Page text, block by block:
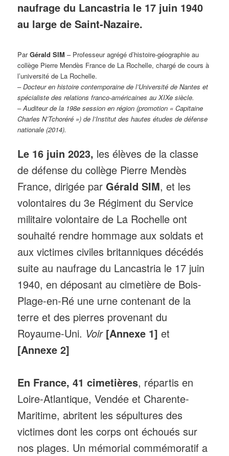
naufrage du Lancastria le 17 juin 1940
au large de Saint-Nazaire.
ParGérald SIM – Professeur agrégé d’histoire-géographie au
collège Pierre Mendès France de La Rochelle, chargé de cours à
l’université de La Rochelle.
– Docteur en histoire contemporaine de l’Université de Nantes et
spécialiste des relations franco-américaines au XIXe siècle.
– Auditeur de la 198e session en région (promotion « Capitaine
Charles N’Tchoréré ») de l’Institut des hautes études de défense
nationale (2014).
Le 16 juin 2023, les élèves de la classe
de défense du collège Pierre Mendès
France, dirigée parGérald SIM, et les
volontaires du 3e Régiment du Service
militaire volontaire de La Rochelle ont
souhaité rendre hommage aux soldats et
aux victimes civiles britanniques décédés
suite au naufrage du Lancastria le 17 juin
1940, en déposant au cimetière de Bois-
Plage-en-Ré une urne contenant de la
terre et des pierres provenant du
Royaume-Uni. Voir [Annexe 1] et
[Annexe 2]
En France, 41 cimetières, répartis en
Loire-Atlantique, Vendée et Charente-
Maritime, abritent les sépultures des
victimes dont les corps ont échoués sur
nos plages. Un mémorial commémoratif a